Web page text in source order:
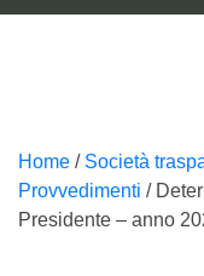
Home / Società
Provvedimenti /
Presidente – anno